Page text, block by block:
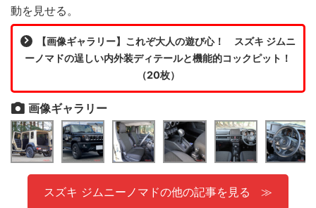
動を見せる。
【画像ギャラリー】これぞ大人の遊び心！ スズキ ジムニ
ーノマドの逞しい内外装ディテールと機能的コックピット！
（20枚）
画像ギャラリー
スズキ ジムニーノマドの他の記事を見る